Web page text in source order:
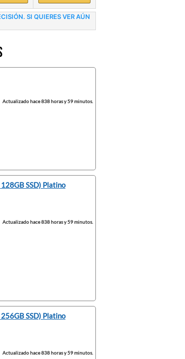
SI QUIERES VER AÚN
Actualizado hace 838 horas y 59 minutos.
SSD) Platino
Actualizado hace 838 horas y 59 minutos.
SSD) Platino
Actualizado hace 838 horas y 59 minutos.